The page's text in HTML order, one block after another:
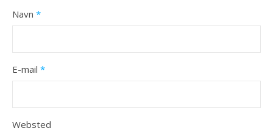
Navn *
E-mail *
Websted